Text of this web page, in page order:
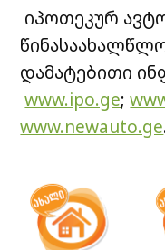
იპოთეკურ
დამატებითი
www.ipo.ge;
www.newauto.ge